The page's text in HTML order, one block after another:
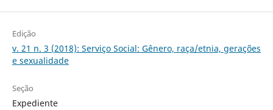
Edição
v. 21 n. 3 (2018): Serviço Social: Gênero, raça/etnia, gerações
e sexualidade
Seção
Expediente